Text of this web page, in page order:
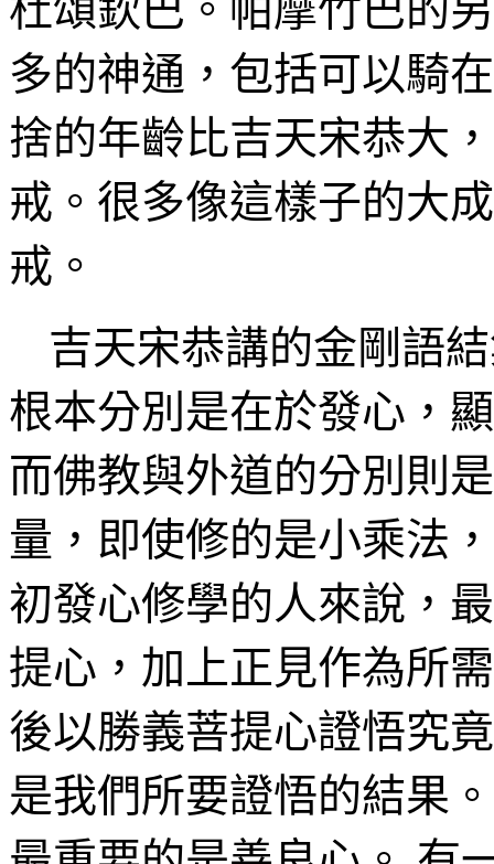
杜頌欽巴 。 帕摩竹巴的
多的神通，包括可以騎
捨的年齡比吉天宋恭大
戒。很多像這樣子的大
戒。
吉天宋恭講的金剛語
根本分別是在於發心，
而佛教與外道的分別則
量，即使修的是小乘法
初發心修學的人來說，
提心，加上正見作為所
後以勝義菩提心證悟究
是我們所要證悟的結果